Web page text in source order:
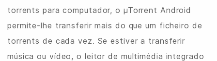
torrents para computador, o µTorrent Android
permite-lhe transferir mais do que um ficheiro de
torrents de cada vez. Se estiver a transferir
música ou vídeo, o leitor de multimédia integrado